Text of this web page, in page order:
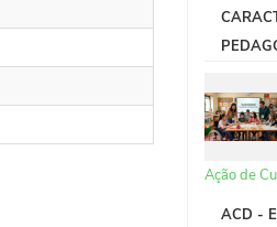
Ação de
ACD -